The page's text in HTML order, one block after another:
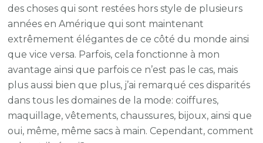
des choses qui sont restées hors style de plusieurs
années en Amérique qui sont maintenant
extrêmement élégantes de ce côté du monde ainsi
que vice versa. Parfois, cela fonctionne à mon
avantage ainsi que parfois ce n’est pas le cas, mais
plus aussi bien que plus, j’ai remarqué ces disparités
dans tous les domaines de la mode: coiffures,
maquillage, vêtements, chaussures, bijoux, ainsi que
oui, même, même sacs à main. Cependant, comment